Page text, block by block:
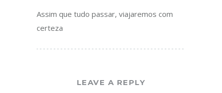
Assim que tudo passar, viajaremos com
certeza
LEAVE A REPLY